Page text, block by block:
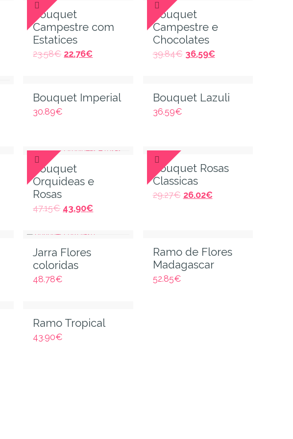
Bouquet
Campestre com
Estatices
23.58€ 22.76€
Bouquet
Campestre e
Chocolates
39.84€ 36.59€
Bouquet Imperial
30.89€
Bouquet Lazuli
36.59€
Bouquet
Orquideas e
Rosas
47.15€ 43.90€
Bouquet Rosas
Classicas
29.27€ 26.02€
Jarra Flores
coloridas
48.78€
Ramo de Flores
Madagascar
52.85€
Ramo Tropical
43.90€